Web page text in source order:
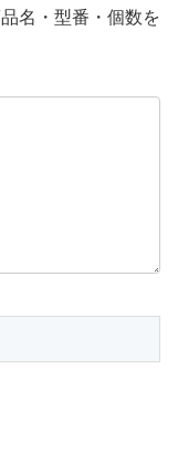
名・型番・個数を